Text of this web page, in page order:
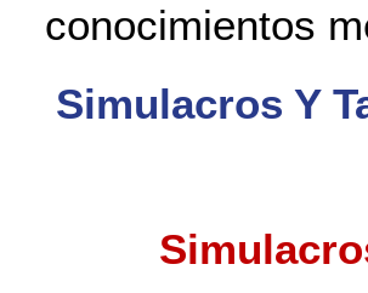
conocimientos
Simulacros Y